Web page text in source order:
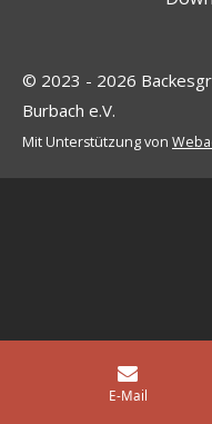
© 2023 - 2026
Burbach e.V.
Mit Unterstützung von
E-Mail